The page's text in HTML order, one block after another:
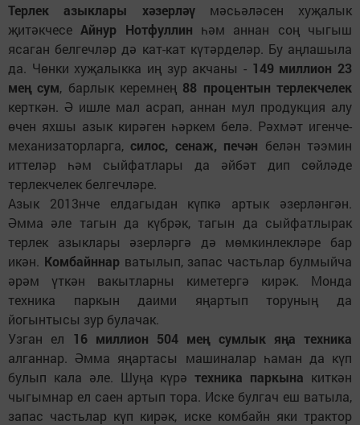
Терлек азыклары хәзерләүмәсьәләсен хуҗалык
җитәкчесеАйнур Нотфуллин һәм аннан соң чыгыш
ясаган белгечләр дә кат-кат күтәрделәр. Бу аңлашыла
да. Чөнки хуҗалыкка иң зур акчаны - 149 миллион 23
мең сум, барлык керемнең 88 процентын терлекчелек
керткән. Ә ишле мал асрап, аннан мул продукция алу
өчен яхшы азык кирәген һәркем белә. Рәхмәт игенче-
механизаторларга,силос, сенаж, печән белән тәэмин
иттеләр һәм сыйфатлары да әйбәт дип сөйләде
терлекчелек белгечләре.
Азык 2013нче елдагыдан күпкә артык әзерләнгән.
Әмма әле тагын да күбрәк, тагын да сыйфатлырак
терлек азыклары әзерләргә дә мөмкинлекләре бар
икән. Комбайннарватылып, запас частьлар булмыйча
әрәм үткән вакытларны киметергә кирәк. Монда
техника паркын даими яңартып торуның да
йогынтысы зур булачак.
Узган ел 16 миллион 504 мең сумлык яңа техника
алганнар. Әмма яңартасы машиналар һаман да күп
булып кала әле. Шуңа күрәтехника паркына киткән
чыгымнар ел саен артып тора. Иске булгач еш ватыла,
запас частьлар күп кирәк, иске комбайн яки трактор